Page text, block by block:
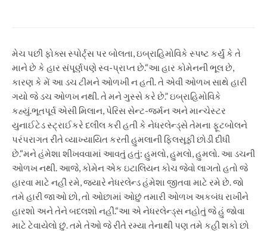
મેચ પછી ફોક્સ સ્પોર્ટ્સ પર બોલતા, ઇબ્રાહિમોવિકે સ્પષ્ટ કર્યું કે તે
માને છે કે હાર સંપૂર્ણપણે સ્વ-પ્રાપ્ત છે.“આ હાર કોમેનની ભૂલ છે,
કારણ કે મેં આ ડચ ટીમને ઓળખી ન હતી. તે એવી ઓળખ સાથે હારી
ગયો જે ડચ ઓળખ નથી. તે મને ગુસ્સે કરે છે.”ઇબ્રાહિમોવિકે
કહ્યું.ભૂતપૂર્વ એસી મિલાન, પેરિસ સેન્ટ-જર્મન અને માન્ચેસ્ટર
યુનાઈટેડ સ્ટ્રાઈકરે દલીલ કરી હતી કે નેધરલેન્ડ્સે તેમના ફૂટબોલને
પરંપરાગત રીતે વ્યાખ્યાયિત કરતી હુમલાની ફિલસૂફી છોડી દીધી
છે.“મને હંમેશા શીખવવામાં આવતું હતું: હુમલો, હુમલો, હુમલો. આ ડચની
ઓળખ નથી. આજે, કોમેન એક ઇટાલિયન કોચ જેવો લાગતો હતો જે
હારવા માટે નહીં રમે, જ્યારે નેધરલેન્ડ હંમેશા જીતવા માટે રમે છે. જો
તમે હારી જાઓ છો, તો ઓછામાં ઓછું તમારી ઓળખ અકબંધ રાખીને
હારશો અને તેને બદલશો નહીં.“આ એ નેધરલેન્ડ્સ નહોતું જે હું જોવા
માટે ટેવાયેલો છું. તમે તેઓ જે રીતે રમ્યા તેનાથી પણ તમે કહી શકો છો